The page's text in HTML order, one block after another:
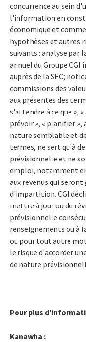
concurrence au sein
l'information en
économique et
hypothèses et autres
suivants : analyse par
annuel du Groupe CGI
auprès de la SEC;
commissions des
aux présentes des
s'attendre à ce que »,
prévoir », « planifier
nature semblable et
termes, ne sert qu'à
prévisionnelle et ne
emploi, notamment
aux revenus qui
d'impartition. CGI
mettre à jour ou de
prévisionnelle
renseignements ou à
ou pour tout autre
le risque d'accorder
de nature
Pour plus
Kanawha :